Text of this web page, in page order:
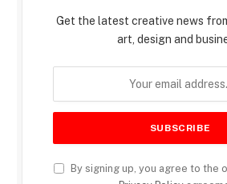
Get the latest creative news
art, design and
By signing up, you agree to the